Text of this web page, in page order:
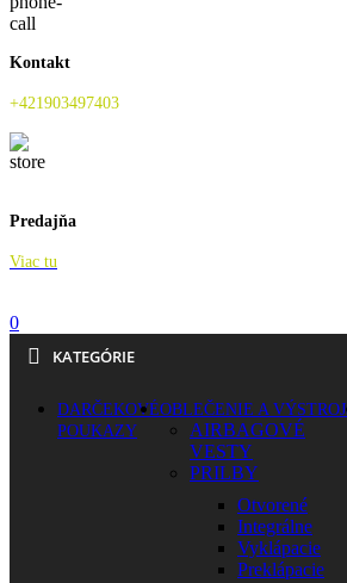
Kontakt
+421903497403
Predajňa
Viac tu
0
KATEGÓRIE
DARČEKOVÉ
POUKAZY
OBLEČENIE A VÝSTROJ
AIRBAGOVÉ
VESTY
PRILBY
Otvorené
Integrálne
Vyklápacie
Preklápacie